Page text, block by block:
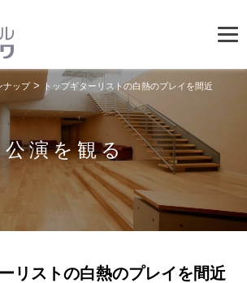
公演を観る
ナップ>
トップギターリストの白熱のプレイを間近
リストの白熱のプレイを間近